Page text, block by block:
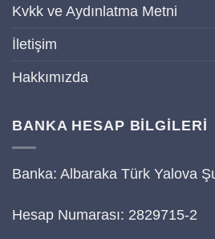
Kvkk ve Aydınlatma Metni
İletişim
Hakkımızda
BANKA HESAP BİLGİLERİ
Banka: Albaraka Türk Yalova
Hesap Numarası: 2829715-2